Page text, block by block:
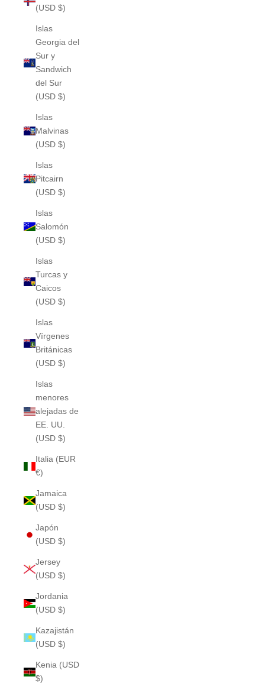
(USD $)
Islas
Georgia del
Sur y
Sandwich
del Sur
(USD $)
Islas
Malvinas
(USD $)
Islas
Pitcairn
(USD $)
Islas
Salomón
(USD $)
Islas
Turcas y
Caicos
(USD $)
Islas
Vírgenes
Británicas
(USD $)
Islas
menores
alejadas de
EE. UU.
(USD $)
Italia (EUR
€)
Jamaica
(USD $)
Japón
(USD $)
Jersey
(USD $)
Jordania
(USD $)
Kazajistán
(USD $)
Kenia (USD
$)